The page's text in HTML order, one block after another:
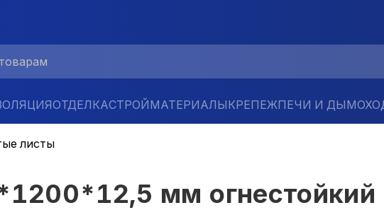
ОТДЕЛКАСТРОЙМАТЕРИАЛЫКРЕПЕЖПЕЧИ И
листы
мм огнестойкий